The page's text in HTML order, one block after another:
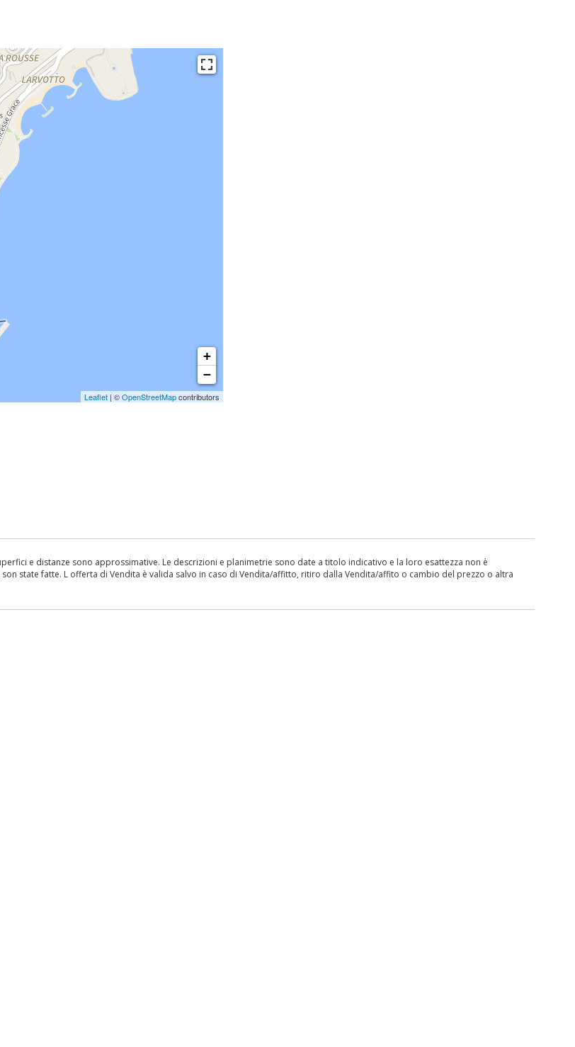
+
−
Leaflet | ©OpenStreetMapcontributors
e distanze sono approssimative. Le descrizioni e planimetrie sono date a titolo indicativo e la loro esattezza non è
state fatte. L offerta di Vendita è valida salvo in caso di Vendita/affitto, ritiro dalla Vendita/affito o cambio del prezzo o altra